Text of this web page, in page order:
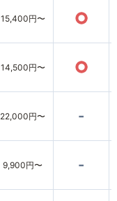
15,400円〜 ○
14,500円〜 ○
22,000円〜 -
9,900円〜 -